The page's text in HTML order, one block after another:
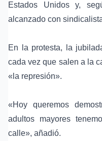
Estados Unidosy,
alcanzado con
En la protesta, la
cada vez que salen a la
«la represión».
«Hoy queremos
adultos mayores
calle», añadió.